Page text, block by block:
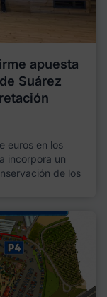
apuesta
Suárez
euros en los
incorpora un
de los